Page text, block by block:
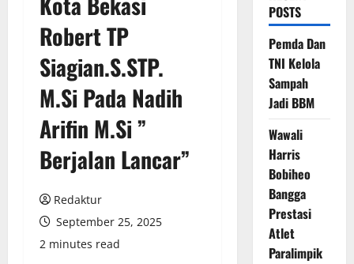
Robert TP
Siagian.S.STP.
M.Si Pada Nadih
Arifin M.Si ”
Berjalan Lancar”
Redaktur
September 25, 2025
2 minutes read
POSTS
Pemda Dan
TNI Kelola
Sampah
Jadi BBM
Wawali
Harris
Bobiheo
Bangga
Prestasi
Atlet
Paralimpik